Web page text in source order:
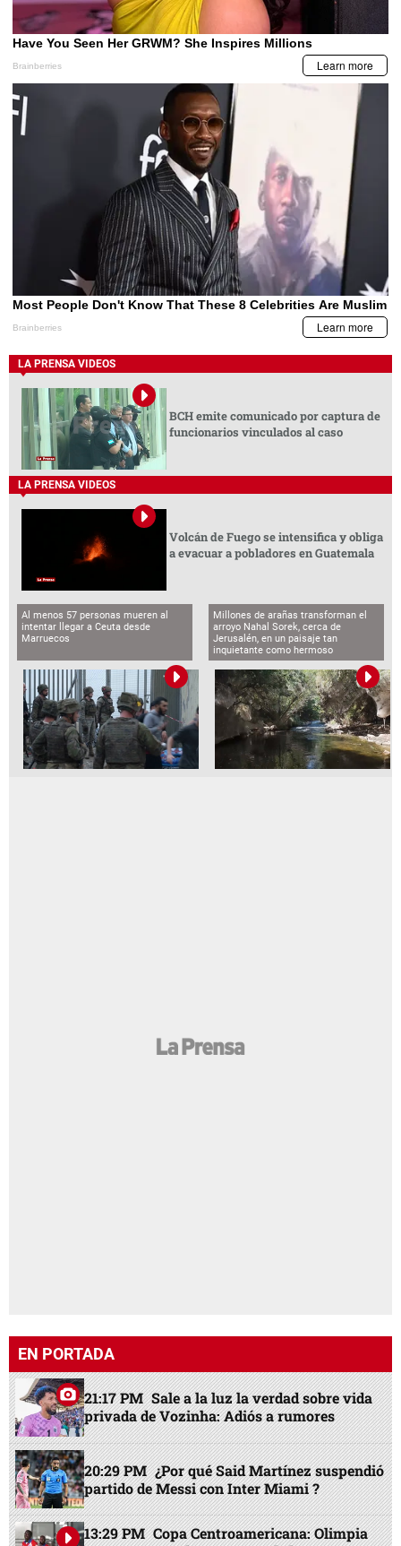
LA PRENSA VIDEOS
BCH emite comunicado por captura de
funcionarios vinculados al caso
LA PRENSA VIDEOS
Volcán de Fuego se intensifica y obliga
a evacuar a pobladores en Guatemala
Al menos 57 personas mueren al
intentar llegar a Ceuta desde
Marruecos
Millones de arañas transforman el
arroyo Nahal Sorek, cerca de
Jerusalén, en un paisaje tan
inquietante como hermoso
EN PORTADA
21:17 PM Sale a la luz la verdad sobre vida
privada de Vozinha: Adiós a rumores
20:29 PM ¿Por qué Said Martínez suspendió
partido de Messi con Inter Miami ?
13:29 PM Copa Centroamericana: Olimpia